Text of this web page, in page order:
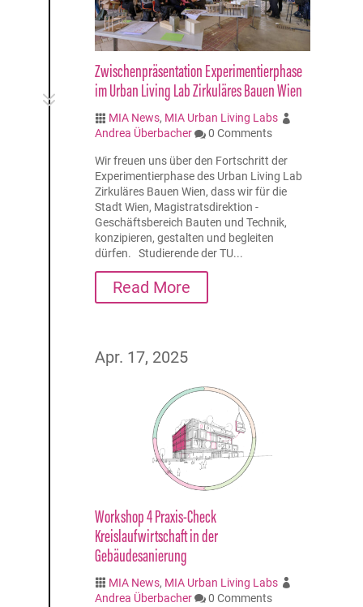
7
Zwischenpräsentation Experimentierphase
im Urban Living Lab Zirkuläres Bauen Wien
 MIA News, MIA Urban Living Labs 
Andrea Überbacher  0 Comments
Wir freuen uns über den Fortschritt der
Experimentierphase des Urban Living Lab
Zirkuläres Bauen Wien, dass wir für die
Stadt Wien, Magistratsdirektion -
Geschäftsbereich Bauten und Technik,
konzipieren, gestalten und begleiten
dürfen. Studierende der TU...
Read More
Apr. 17, 2025
Workshop 4 Praxis-Check
Kreislaufwirtschaft in der
Gebäudesanierung
 MIA News, MIA Urban Living Labs 
Andrea Überbacher  0 Comments